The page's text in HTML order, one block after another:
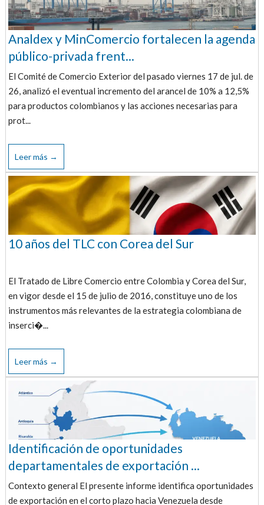
Analdex y MinComercio fortalecen la agenda
público-privada frent...
El Comité de Comercio Exterior del pasado viernes 17 de jul. de
26, analizó el eventual incremento del arancel de 10% a 12,5%
para productos colombianos y las acciones necesarias para
prot...
Leer más →
10 años del TLC con Corea del Sur
El Tratado de Libre Comercio entre Colombia y Corea del Sur,
en vigor desde el 15 de julio de 2016, constituye uno de los
instrumentos más relevantes de la estrategia colombiana de
inserci�...
Leer más →
Identificación de oportunidades
departamentales de exportación ...
Contexto general El presente informe identifica oportunidades
de exportación en el corto plazo hacia Venezuela desde